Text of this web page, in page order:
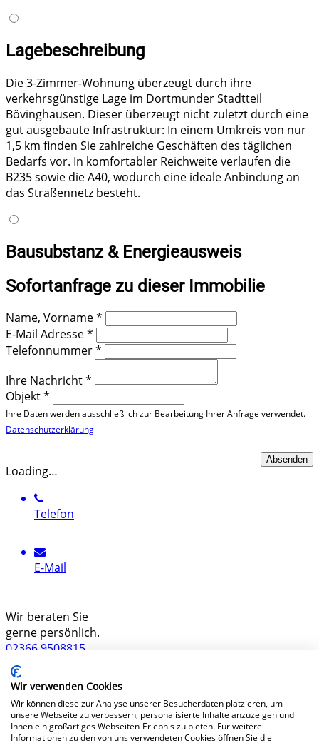
Lagebeschreibung
Die 3-Zimmer-Wohnung überzeugt durch ihre
verkehrsgünstige Lage im Dortmunder Stadtteil
Bövinghausen. Dieser überzeugt nicht zuletzt durch eine
gut ausgebaute Infrastruktur: In einem Umkreis von nur
1,5 km finden Sie zahlreiche Geschäften des täglichen
Bedarfs vor. In komfortabler Reichweite verlaufen die
B235 sowie die A40, wodurch eine ideale Anbindung an
das Straßennetz besteht.
Bausubstanz & Energieausweis
Sofortanfrage zu dieser Immobilie
Name, Vorname*
E-Mail Adresse*
Telefonnummer*
Ihre Nachricht*
Objekt*
Ihre Daten werden ausschließlich zur Bearbeitung Ihrer Anfrage verwendet.
Datenschutzerklärung
Loading…
Telefon
E-Mail
Wir beraten Sie
gerne persönlich.
02366 9508815
Wir freuen uns auf Ihren Anruf
Stellen Sie Ihre
Frage.
Wir verwenden Cookies
Wir können diese zur Analyse unserer Besucherdaten platzieren, um
unsere Webseite zu verbessern, personalisierte Inhalte anzuzeigen und
Ihnen ein großartiges Webseiten-Erlebnis zu bieten. Für weitere
Informationen zu den von uns verwendeten Cookies öffnen Sie die